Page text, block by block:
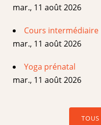
mar., 11 août 2026
Cours intermédiaire
mar., 11 août 2026
Yoga prénatal
mar., 11 août 2026
TOUS